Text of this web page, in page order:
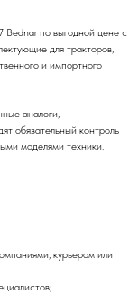
Bednar по выгодной цене с
для тракторов,
и импортного
аналоги,
обязательный контроль
моделями техники.
курьером или